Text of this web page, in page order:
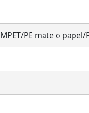
PE mate o papel/